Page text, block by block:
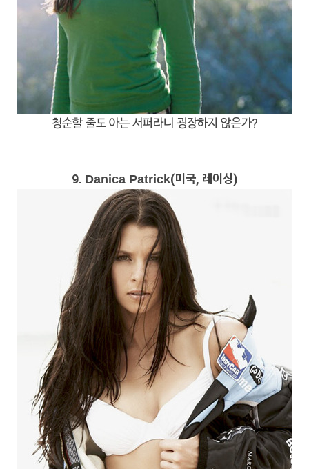
청순할 줄도 아는 서퍼라니 굉장하지 않은가?
9. Danica Patrick(미국, 레이싱)